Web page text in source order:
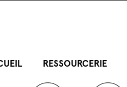
RESSOURCERIE